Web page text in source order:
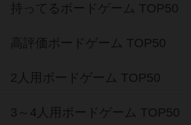
持ってるボードゲーム TOP50
高評価ボードゲーム TOP50
2人用ボードゲーム TOP50
3～4人用ボードゲーム TOP50